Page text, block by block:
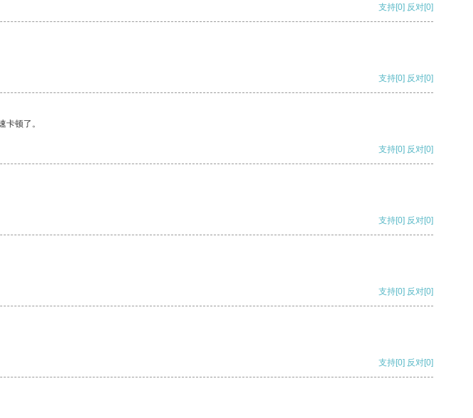
支持[0] 反对[0]
支持[0] 反对[0]
顿了。
支持[0] 反对[0]
支持[0] 反对[0]
支持[0] 反对[0]
支持[0] 反对[0]